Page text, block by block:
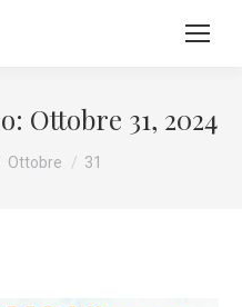
Ottobre 31, 2024
Ottobre 31